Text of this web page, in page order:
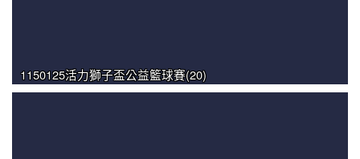
1150125活力獅子盃公益籃球賽(20)